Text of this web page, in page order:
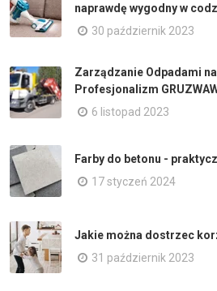
naprawdę wygodny w
30 październik 2023
Zarządzanie Odpadami
Profesjonalizm
6 listopad 2023
Farby do betonu -
17 styczeń 2024
Jakie można dostrzec
31 październik 2023